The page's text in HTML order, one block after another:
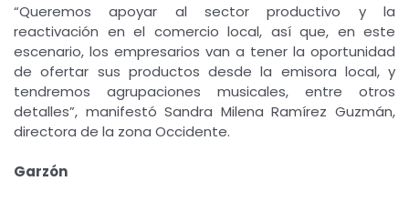
“Queremos apoyar al sector productivo y la
reactivación en el comercio local, así que, en este
escenario, los empresarios van a tener la oportunidad
de ofertar sus productos desde la emisora local, y
tendremos agrupaciones musicales, entre otros
detalles”, manifestó Sandra Milena Ramírez Guzmán,
directora de la zona Occidente.
Garzón